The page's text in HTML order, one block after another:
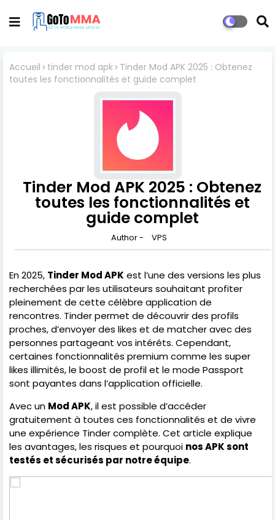
Accueil tinder mod apk Tinder Mod APK 2025 : Obtenez
toutes les fonctionnalités et guide complet
Tinder Mod APK 2025 : Obtenez
toutes les fonctionnalités et
guide complet
Author - VPS
En 2025, Tinder Mod APK est l’une des versions les plus
recherchées par les utilisateurs souhaitant profiter
pleinement de cette célèbre application de
rencontres. Tinder permet de découvrir des profils
proches, d’envoyer des likes et de matcher avec des
personnes partageant vos intérêts. Cependant,
certaines fonctionnalités premium comme les super
likes illimités, le boost de profil et le mode Passport
sont payantes dans l’application officielle.
Avec un Mod APK, il est possible d’accéder
gratuitement à toutes ces fonctionnalités et de vivre
une expérience Tinder complète. Cet article explique
les avantages, les risques et pourquoi nos APK sont
testés et sécurisés par notre équipe.